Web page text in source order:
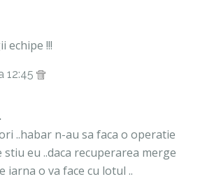
echipe !!!
12:45
..habar n-au sa faca o operatie
stiu eu ..daca recuperarea merge
iarna o va face cu lotul ..